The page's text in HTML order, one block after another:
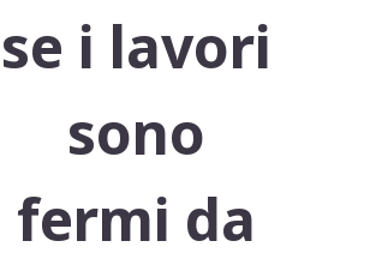
se i lavori
sono
fermi da